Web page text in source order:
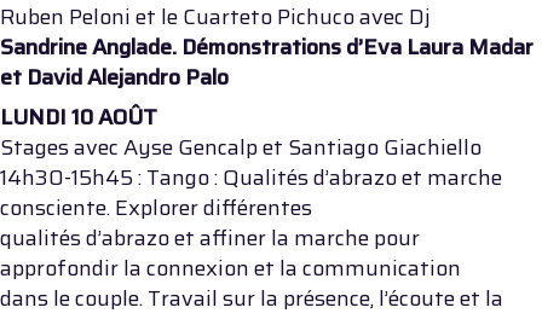
Ruben Peloni et le Cuarteto Pichuco avec Dj
Sandrine Anglade. Démonstrations d’Eva Laura Madar
et David Alejandro Palo
LUNDI 10 AOÛT
Stages avec Ayse Gencalp et Santiago Giachiello
14h30-15h45 : Tango : Qualités d’abrazo et marche
consciente. Explorer différentes
qualités d’abrazo et affiner la marche pour
approfondir la connexion et la communication
dans le couple. Travail sur la présence, l’écoute et la